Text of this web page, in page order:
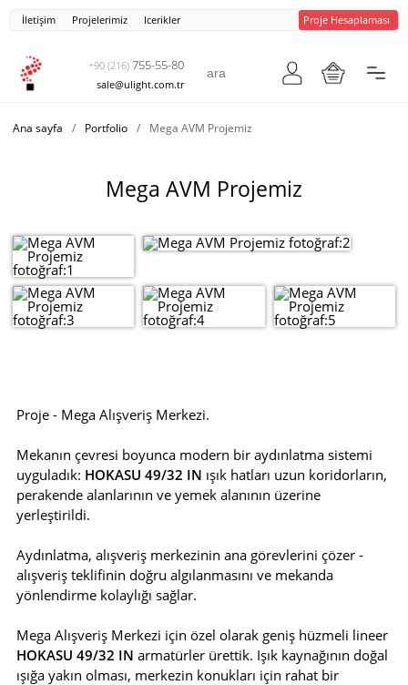
İletişim Projelerimiz Icerikler Proje Hesaplaması
+90 (216) 755-55-80
sale@ulight.com.tr
Ana sayfa / Portfolio / Mega AVM Projemiz
Mega AVM Projemiz
Proje - Mega Alışveriş Merkezi.
Mekanın çevresi boyunca modern bir aydınlatma sistemi
uyguladık: HOKASU 49/32 IN ışık hatları uzun koridorların,
perakende alanlarının ve yemek alanının üzerine
yerleştirildi.
Aydınlatma, alışveriş merkezinin ana görevlerini çözer -
alışveriş teklifinin doğru algılanmasını ve mekanda
yönlendirme kolaylığı sağlar.
Mega Alışveriş Merkezi için özel olarak geniş hüzmeli lineer
HOKASU 49/32 IN armatürler ürettik. Işık kaynağının doğal
ışığa yakın olması, merkezin konukları için rahat bir